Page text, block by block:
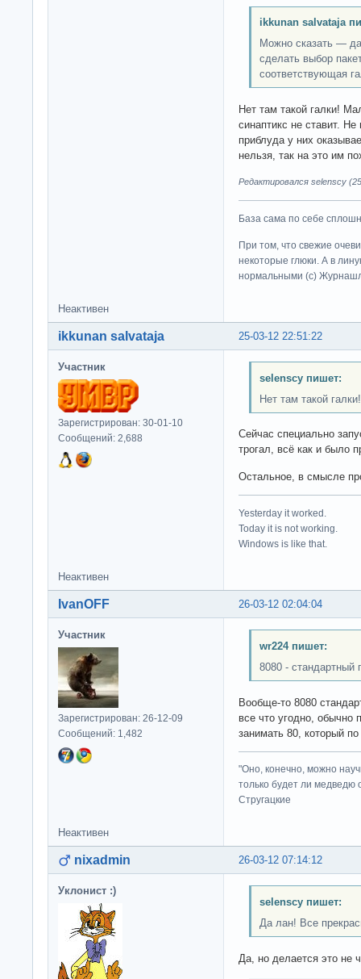
ikkunan salvataja
Можно сказать —
сделать выбор
соответствующая
Нет там такой галки!
синаптикс не ставит.
приблуда у них
нельзя, так на это им
Редактировался selenscy
База сама по себе
При том, что свежие
некоторые глюки. А в
нормальными (c)
Неактивен
25-03-12 22:51:22
ikkunan salvataja
Участник
Зарегистрирован: 30-01-10
Сообщений: 2,688
selenscy пишет:
Нет там такой галки!
Сейчас специально
трогал, всё как и было
Остальное, в смысле
Yesterday it worked.
Today it is not working.
Windows is like that.
Неактивен
26-03-12 02:04:04
IvanOFF
Участник
Зарегистрирован: 26-12-09
Сообщений: 1,482
wr224 пишет:
8080 - стандартный
Вообще-то 8080
все что угодно, обычно
занимать 80, который
"Оно, конечно, можно
только будет ли медведю
Стругацкие
Неактивен
26-03-12 07:14:12
nixadmin
Уклонист :)
selenscy пишет:
Да лан! Все
Да, но делается это не